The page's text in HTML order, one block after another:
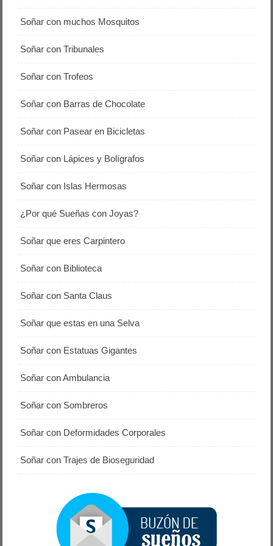
Soñar con muchos Mosquitos
Soñar con Tribunales
Soñar con Trofeos
Soñar con Barras de Chocolate
Soñar con Pasear en Bicicletas
Soñar con Lápices y Bolígrafos
Soñar con Islas Hermosas
¿Por qué Sueñas con Joyas?
Soñar que eres Carpintero
Soñar con Biblioteca
Soñar con Santa Claus
Soñar que estas en una Selva
Soñar con Estatuas Gigantes
Soñar con Ambulancia
Soñar con Sombreros
Soñar con Deformidades Corporales
Soñar con Trajes de Bioseguridad